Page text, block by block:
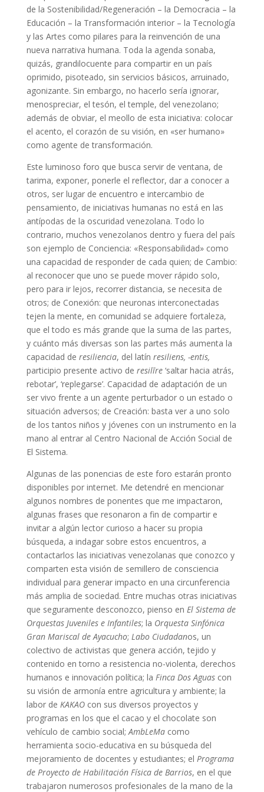
de la Sostenibilidad/Regeneración – la Democracia – la
Educación – la Transformación interior – la Tecnología
y las Artes como pilares para la reinvención de una
nueva narrativa humana. Toda la agenda sonaba,
quizás, grandilocuente para compartir en un país
oprimido, pisoteado, sin servicios básicos, arruinado,
agonizante. Sin embargo, no hacerlo sería ignorar,
menospreciar, el tesón, el temple, del venezolano;
además de obviar, el meollo de esta iniciativa: colocar
el acento, el corazón de su visión, en «ser humano»
como agente de transformación.
Este luminoso foro que busca servir de ventana, de
tarima, exponer, ponerle el reflector, dar a conocer a
otros, ser lugar de encuentro e intercambio de
pensamiento, de iniciativas humanas no está en las
antípodas de la oscuridad venezolana. Todo lo
contrario, muchos venezolanos dentro y fuera del país
son ejemplo de Conciencia: «Responsabilidad» como
una capacidad de responder de cada quien; de Cambio:
al reconocer que uno se puede mover rápido solo,
pero para ir lejos, recorrer distancia, se necesita de
otros; de Conexión: que neuronas interconectadas
tejen la mente, en comunidad se adquiere fortaleza,
que el todo es más grande que la suma de las partes,
y cuánto más diversas son las partes más aumenta la
capacidad de resiliencia, del latín resiliens, -entis,
participio presente activo de resilīre‘saltar hacia atrás,
rebotar’, ‘replegarse’. Capacidad de adaptación de un
ser vivo frente a un agente perturbador o un estado o
situación adversos; de Creación: basta ver a uno solo
de los tantos niños y jóvenes con un instrumento en la
mano al entrar al Centro Nacional de Acción Social de
El Sistema.
Algunas de las ponencias de este foro estarán pronto
disponibles por internet. Me detendré en mencionar
algunos nombres de ponentes que me impactaron,
algunas frases que resonaron a fin de compartir e
invitar a algún lector curioso a hacer su propia
búsqueda, a indagar sobre estos encuentros, a
contactarlos las iniciativas venezolanas que conozco y
comparten esta visión de semillero de consciencia
individual para generar impacto en una circunferencia
más amplia de sociedad. Entre muchas otras iniciativas
que seguramente desconozco, pienso en El Sistema de
Orquestas Juveniles e Infantiles; la Orquesta Sinfónica
Gran Mariscal de Ayacucho; Labo Ciudadanos, un
colectivo de activistas que genera acción, tejido y
contenido en torno a resistencia no-violenta, derechos
humanos e innovación política; la Finca Dos Aguascon
su visión de armonía entre agricultura y ambiente; la
labor de KAKAOcon sus diversos proyectos y
programas en los que el cacao y el chocolate son
vehículo de cambio social;AmbLeMacomo
herramienta socio-educativa en su búsqueda del
mejoramiento de docentes y estudiantes; el Programa
de Proyecto de Habilitación Física de Barrios, en el que
trabajaron numerosos profesionales de la mano de la